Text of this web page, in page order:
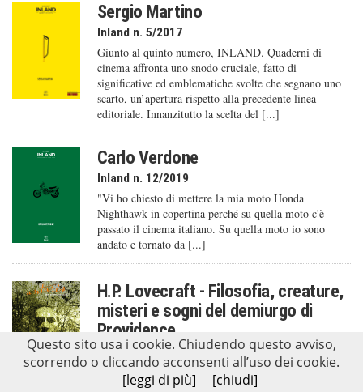
Sergio Martino
Inland n. 5/2017
Giunto al quinto numero, INLAND. Quaderni di
cinema affronta uno snodo cruciale, fatto di
significative ed emblematiche svolte che segnano uno
scarto, un’apertura rispetto alla precedente linea
editoriale. Innanzitutto la scelta del [...]
Carlo Verdone
Inland n. 12/2019
"Vi ho chiesto di mettere la mia moto Honda
Nighthawk in copertina perché su quella moto c'è
passato il cinema italiano. Su quella moto io sono
andato e tornato da [...]
H.P. Lovecraft - Filosofia, creature,
misteri e sogni del demiurgo di
Providence
Antarès n. 0/2011
Il nome di Lovecraft è entrato a pieno titolo nel
pantheon dei classici del Novecento. Letto da giovani e
Questo sito usa i cookie. Chiudendo questo avviso,
scorrendo o cliccando acconsenti all’uso dei cookie.
[leggi di più]
[chiudi]